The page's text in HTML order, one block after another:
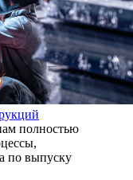
полностью
по выпуску